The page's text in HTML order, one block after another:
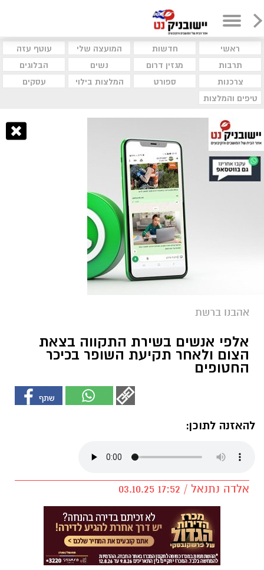
ראשי חדשות המועצה שלי
עוטף עזה
תרבות
מגזין דרום נשים
הבלוגים
צרכנות
ספורט המלצות בילוי
עסקים
טיפים והמלצות
אהבנו ברשת
אלפי אנשים בשירת התקווה בצאת
הצום ולאחר תקיעת השופר בכיכר
החטופים
להאזנה לתוכן:
אלדה נתנאל / 17:52 03.10.25